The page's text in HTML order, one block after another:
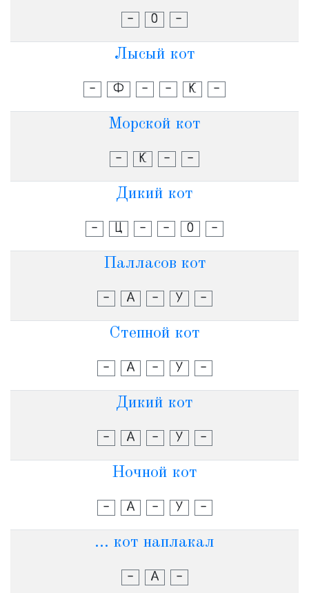
- О -
Лысый кот
- Ф - - К -
Морской кот
- К - -
Дикий кот
- Ц - - О -
Палласов кот
- А - У -
Степной кот
- А - У -
Дикий кот
- А - У -
Ночной кот
- А - У -
... кот наплакал
- А -